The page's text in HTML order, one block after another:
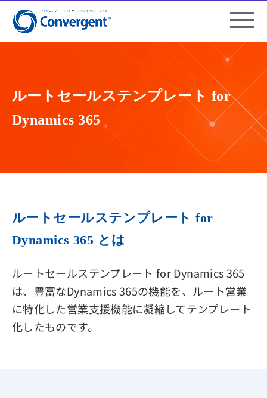
ルートセールステンプレート for
Dynamics 365
ルートセールステンプレート for
Dynamics 365 とは
ルートセールステンプレート for Dynamics 365
は、豊富なDynamics 365の機能を、ルート営業
に特化した営業支援機能に凝縮してテンプレート
化したものです。